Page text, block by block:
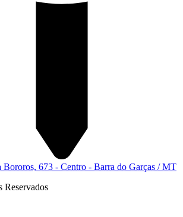
Bororos, 673 - Centro - Barra do Garças / MT
Reservados